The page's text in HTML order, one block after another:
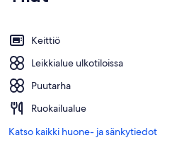
Keittiö
Leikkialue ulkotiloissa
Puutarha
Ruokailualue
Katso kaikki huone- ja sänkytiedot